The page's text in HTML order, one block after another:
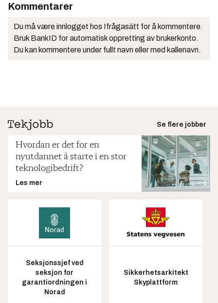
Kommentarer
Du må være innlogget hos Ifrågasätt for å kommentere.
Bruk BankID for automatisk oppretting av brukerkonto.
Du kan kommentere under fullt navn eller med kallenavn.
Se flere jobber
Hvordan er det for en
nyutdannet å starte i en stor
teknologibedrift?
Les mer
Seksjonssjef ved
seksjon for
garantiordningen i
Norad
Sikkerhetsarkitekt
Skyplattform